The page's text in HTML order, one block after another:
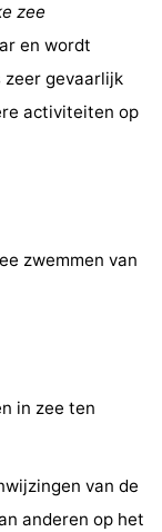
zee
en wordt
zeer gevaarlijk
activiteiten op
zwemmen van
in zee ten
van de
anderen op het